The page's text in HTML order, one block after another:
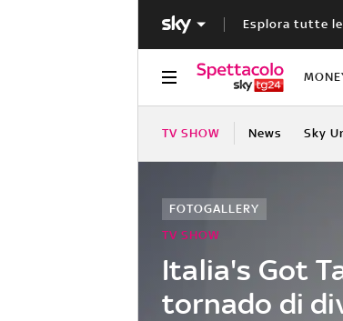
Esplora tutte
TV SHOW News Sky
Italia's Got
tornado di
TV SHOW
FOTOGALLERY